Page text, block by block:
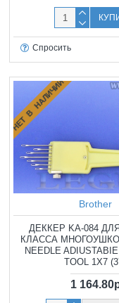
Спросить
НЕТ В НАЛИЧИИ
Brother
ДЕККЕР KA-084
КЛАССА
NEEDLE
TOOL 1X7
1